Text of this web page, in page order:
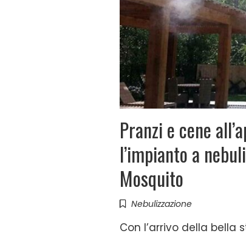
Pranzi e cene
l’impianto a
Mosquito
Nebulizzazione
Con l’arrivo della bella